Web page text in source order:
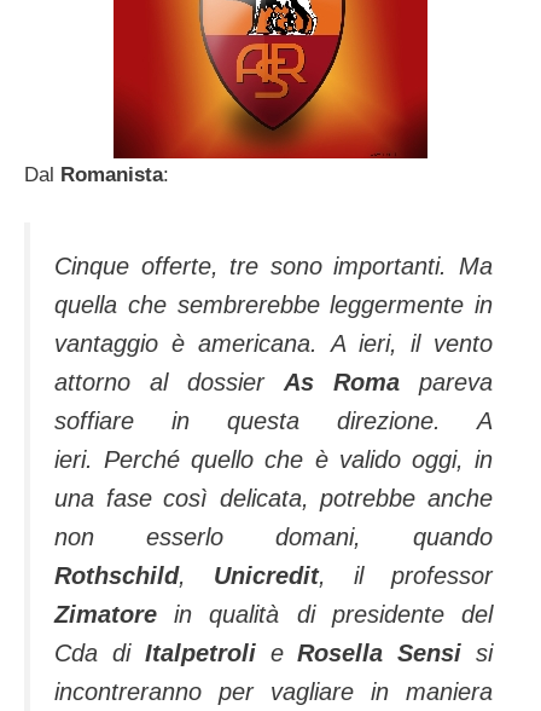
Dal Romanista:
Cinque offerte, tre sono importanti. Ma
quella che sembrerebbe leggermente in
vantaggio è americana. A ieri, il vento
attorno al dossier As Roma pareva
soffiare in questa direzione. A
ieri. Perché quello che è valido oggi, in
una fase così delicata, potrebbe anche
non esserlo domani, quando
Rothschild, Unicredit, il professor
Zimatorein qualità di presidente del
Cda di Italpetroli eRosella Sensisi
incontreranno per vagliare in maniera